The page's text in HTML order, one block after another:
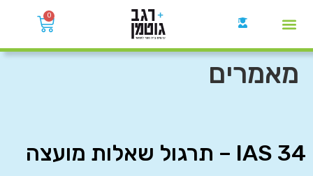
0
מאמרים
IAS 34 – תרגול שאלות מועצה